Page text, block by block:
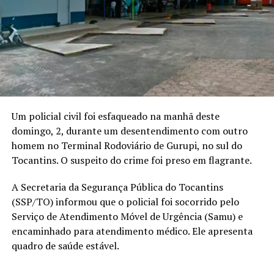
Um policial civil foi esfaqueado na manhã deste
domingo, 2, durante um desentendimento com outro
homem no Terminal Rodoviário de Gurupi, no sul do
Tocantins. O suspeito do crime foi preso em flagrante.
A Secretaria da Segurança Pública do Tocantins
(SSP/TO) informou que o policial foi socorrido pelo
Serviço de Atendimento Móvel de Urgência (Samu) e
encaminhado para atendimento médico. Ele apresenta
quadro de saúde estável.